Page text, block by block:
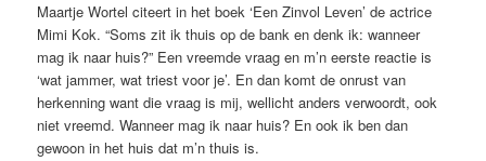
Maartje Wortel citeert in het boek ‘Een Zinvol Leven’ de actrice
Mimi Kok. “Soms zit ik thuis op de bank en denk ik: wanneer
mag ik naar huis?” Een vreemde vraag en m’n eerste reactie is
‘wat jammer, wat triest voor je’. En dan komt de onrust van
herkenning want die vraag is mij, wellicht anders verwoordt, ook
niet vreemd. Wanneer mag ik naar huis? En ook ik ben dan
gewoon in het huis dat m’n thuis is.